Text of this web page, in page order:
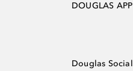
DOUGLAS APP
Douglas Social